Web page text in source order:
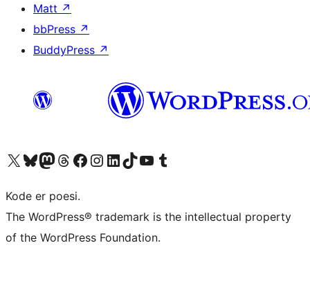
Matt ↗
bbPress ↗
BuddyPress ↗
Besøg vores X (tidligere Twitter) konto
Besøg vores Bluesky-konto
Besøg vores Mastodon konto
Besøg vores Threads-konto
Besøg vores Facebook sideBesøg vores Instagram konto
Besøg vores LinkedIn konto
Besøg vores TikTok-konto
Besøg vores YouTube-kanalBesøg vores Tumblr-konto
Kode er poesi.
The WordPress® trademark is the intellectual property
of the WordPress Foundation.